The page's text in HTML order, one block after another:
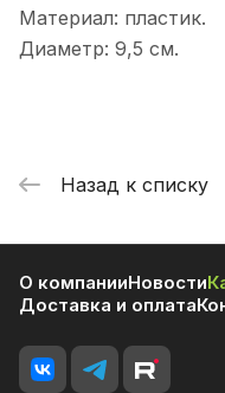
Материал: пластик.
Диаметр: 9,5 см.
Назад к списку
О компанииНовости
Доставка и оплата